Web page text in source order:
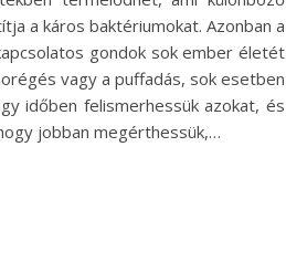
a káros baktériumokat. Azonban a
gondok sok ember életét
vagy a puffadás, sok esetben
időben felismerhessük azokat, és
jobban megérthessük,…